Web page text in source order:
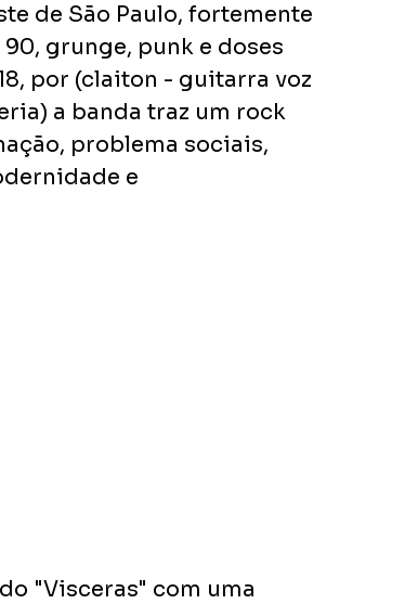
de São Paulo, fortemente
grunge, punk e doses
por (claiton - guitarra voz
a banda traz um rock
problema sociais,
e
"Visceras" com uma